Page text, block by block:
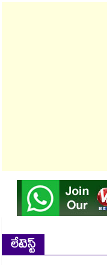
లేటెస్ట్